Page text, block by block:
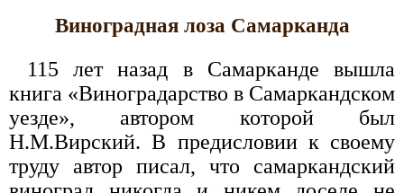
Виноградная лоза Самарканда
115 лет назад в Самарканде вышла
книга «Виноградарство в Самаркандском
уезде», автором которой был
Н.М.Вирский. В предисловии к своему
труду автор писал, что самаркандский